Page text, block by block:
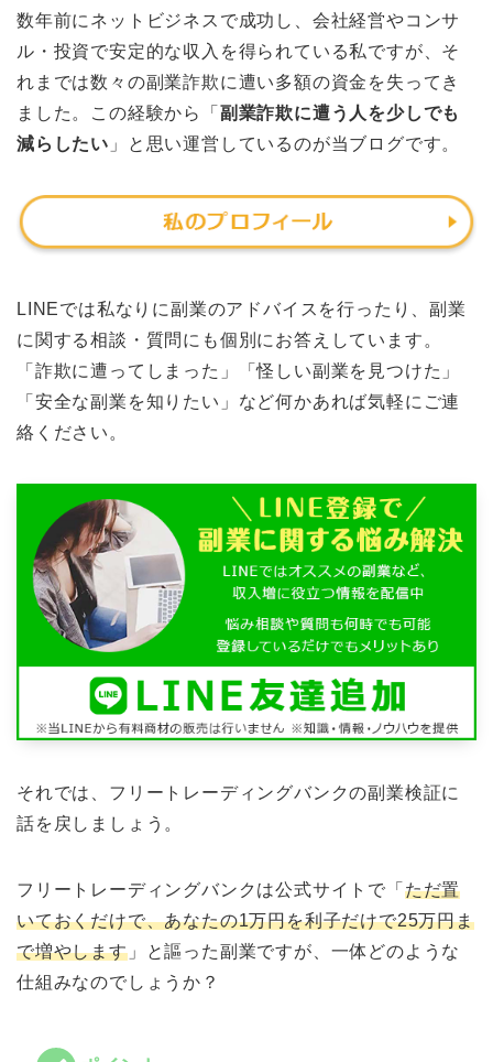
数年前にネットビジネスで成功し、会社経営やコンサ
ル・投資で安定的な収入を得られている私ですが、そ
れまでは数々の副業詐欺に遭い多額の資金を失ってき
ました。この経験から「 副業詐欺に遭う人を少しでも
減らしたい 」と思い運営しているのが当ブログです。
LINEでは私なりに副業のアドバイスを行ったり、副業
に関する相談・質問にも個別にお答えしています。
「詐欺に遭ってしまった」「怪しい副業を見つけた」
「安全な副業を知りたい」など何かあれば気軽にご連
絡ください。
それでは、フリートレーディングバンクの副業検証に
話を戻しましょう。
フリートレーディングバンクは公式サイトで「 ただ置
いておくだけで、あなたの1万円を利子だけで25万円ま
で増やします」と謳った副業ですが、一体どのような
仕組みなのでしょうか？